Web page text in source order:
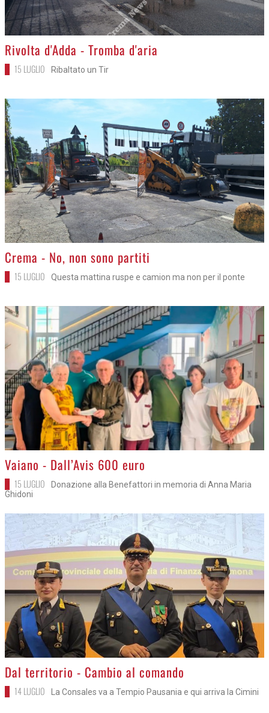
>
Rivolta d'Adda - Tromba d'aria
15 LUGLIO Ribaltato un Tir
>
Crema - No, non sono partiti
15 LUGLIO Questa mattina ruspe e camion ma non per il ponte
>
Vaiano - Dall’Avis 600 euro
15 LUGLIO
Donazione alla Benefattori in memoria di Anna Maria
Ghidoni
>
Dal territorio - Cambio al comando
14 LUGLIO La Consales va a Tempio Pausania e qui arriva la Cimini